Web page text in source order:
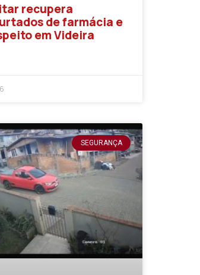
recupera
de farmácia e
em Videira
SEGURANÇA